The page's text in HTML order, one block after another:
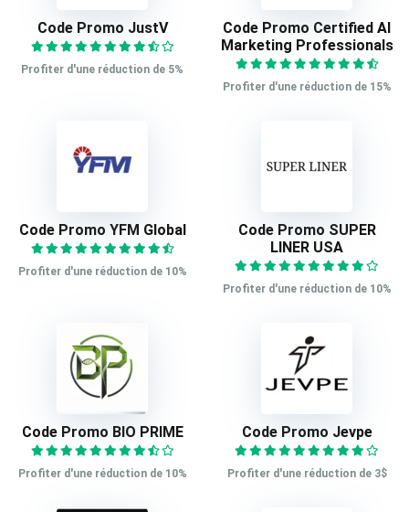
Code Promo JustV
Profiter d'une réduction de 5%
Code Promo Certified AI
Marketing Professionals
Profiter d'une réduction de 15%
Code Promo YFM Global
Profiter d'une réduction de 10%
Code Promo SUPER
LINER USA
Profiter d'une réduction de 10%
Code Promo BIO PRIME
Profiter d'une réduction de 10%
Code Promo Jevpe
Profiter d'une réduction de 3$